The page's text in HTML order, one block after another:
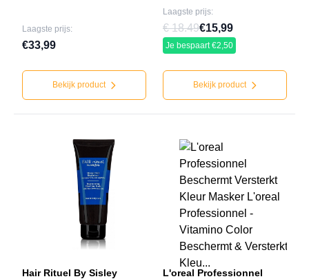
Laagste prijs:
€33,99
Bekijk product
Laagste prijs:
€ 18.49€15,99
Je bespaart €2,50
Bekijk product
Hair Rituel By Sisley
L'oreal Professionnel